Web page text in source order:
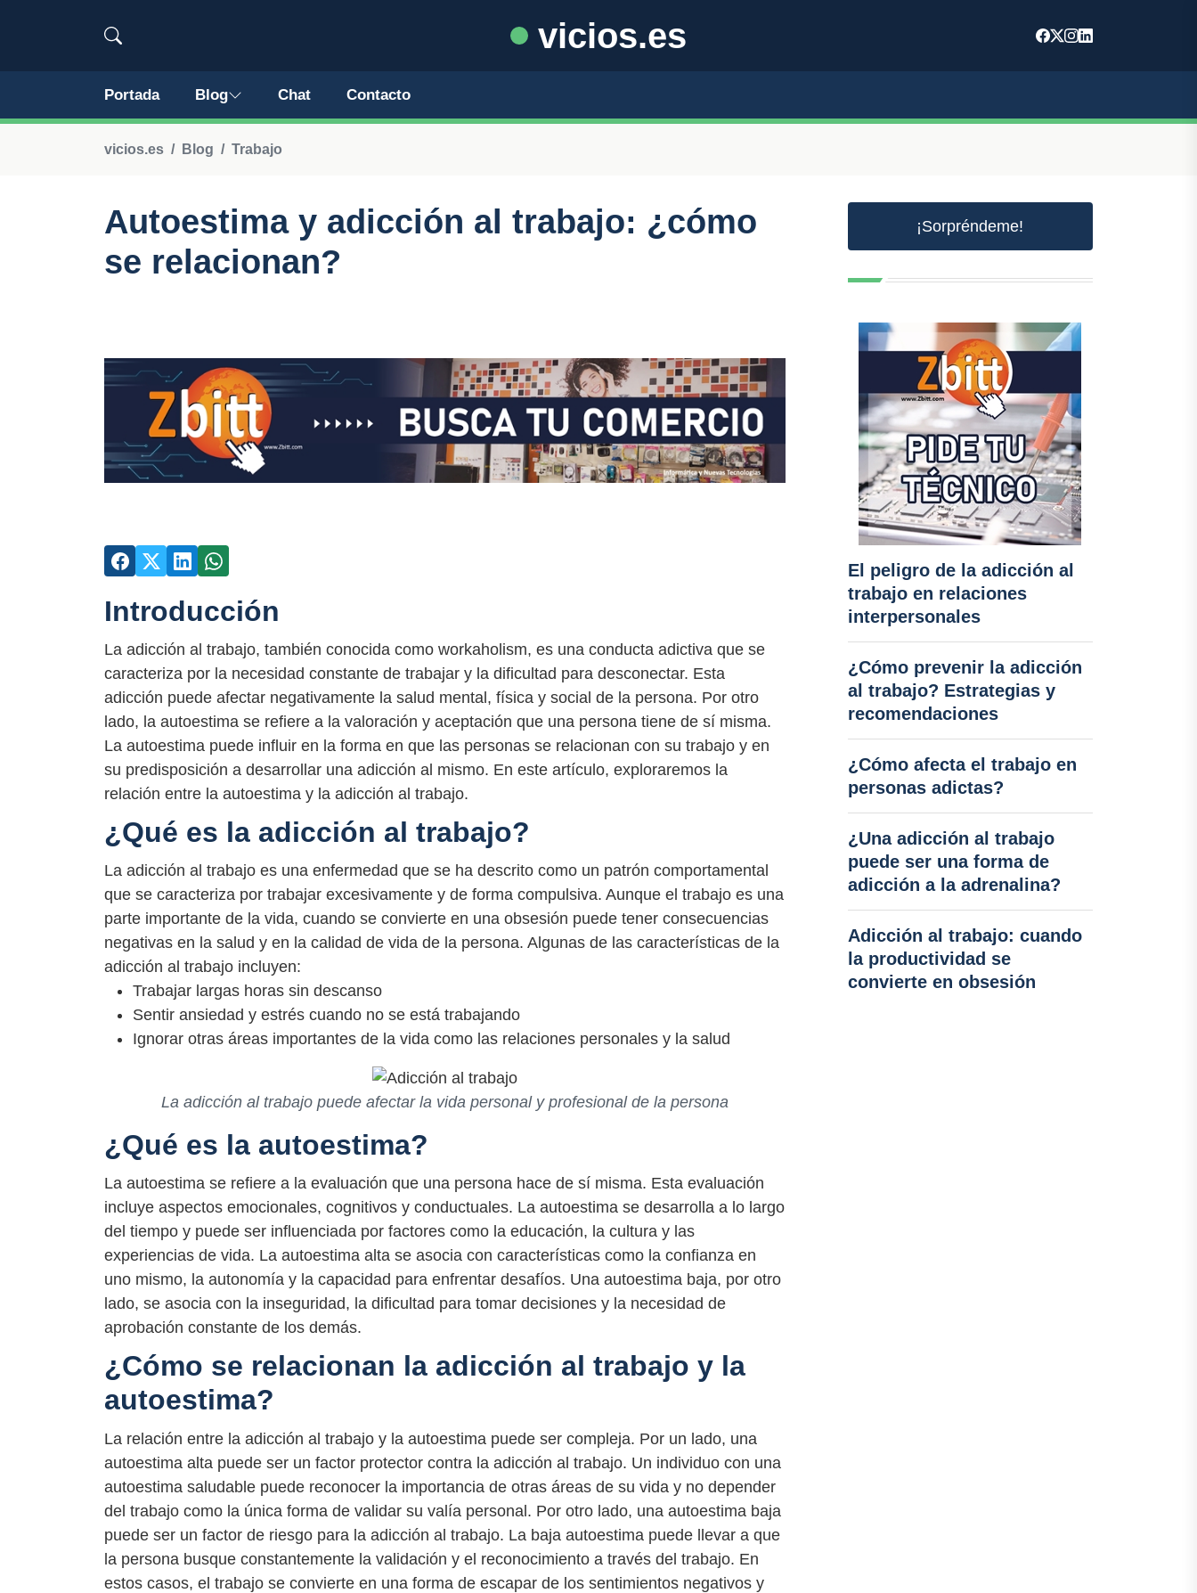
vicios.es
Portada Blog Chat Contacto
vicios.es Blog Trabajo
Autoestima y adicción al trabajo: ¿cómo
se relacionan?
Introducción
La adicción al trabajo, también conocida como workaholism, es una conducta adictiva que se
caracteriza por la necesidad constante de trabajar y la dificultad para desconectar. Esta
adicción puede afectar negativamente la salud mental, física y social de la persona. Por otro
lado, la autoestima se refiere a la valoración y aceptación que una persona tiene de sí misma.
La autoestima puede influir en la forma en que las personas se relacionan con su trabajo y en
su predisposición a desarrollar una adicción al mismo. En este artículo, exploraremos la
relación entre la autoestima y la adicción al trabajo.
¿Qué es la adicción al trabajo?
La adicción al trabajo es una enfermedad que se ha descrito como un patrón comportamental
que se caracteriza por trabajar excesivamente y de forma compulsiva. Aunque el trabajo es una
parte importante de la vida, cuando se convierte en una obsesión puede tener consecuencias
negativas en la salud y en la calidad de vida de la persona. Algunas de las características de la
adicción al trabajo incluyen:
Trabajar largas horas sin descanso
Sentir ansiedad y estrés cuando no se está trabajando
Ignorar otras áreas importantes de la vida como las relaciones personales y la salud
La adicción al trabajo puede afectar la vida personal y profesional de la persona
¿Qué es la autoestima?
La autoestima se refiere a la evaluación que una persona hace de sí misma. Esta evaluación
incluye aspectos emocionales, cognitivos y conductuales. La autoestima se desarrolla a lo largo
del tiempo y puede ser influenciada por factores como la educación, la cultura y las
experiencias de vida. La autoestima alta se asocia con características como la confianza en
uno mismo, la autonomía y la capacidad para enfrentar desafíos. Una autoestima baja, por otro
lado, se asocia con la inseguridad, la dificultad para tomar decisiones y la necesidad de
aprobación constante de los demás.
¿Cómo se relacionan la adicción al trabajo y la
autoestima?
La relación entre la adicción al trabajo y la autoestima puede ser compleja. Por un lado, una
autoestima alta puede ser un factor protector contra la adicción al trabajo. Un individuo con una
autoestima saludable puede reconocer la importancia de otras áreas de su vida y no depender
del trabajo como la única forma de validar su valía personal. Por otro lado, una autoestima baja
puede ser un factor de riesgo para la adicción al trabajo. La baja autoestima puede llevar a que
la persona busque constantemente la validación y el reconocimiento a través del trabajo. En
estos casos, el trabajo se convierte en una forma de escapar de los sentimientos negativos y
¡Sorpréndeme!
El peligro de la adicción al
trabajo en relaciones
interpersonales
¿Cómo prevenir la adicción
al trabajo? Estrategias y
recomendaciones
¿Cómo afecta el trabajo en
personas adictas?
¿Una adicción al trabajo
puede ser una forma de
adicción a la adrenalina?
Adicción al trabajo: cuando
la productividad se
convierte en obsesión